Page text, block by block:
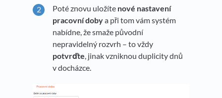
Poté znovu uložíte nové nastavení
pracovní dobya při tom vám systém
nabídne, že smaže původní
nepravidelný rozvrh – to vždy
potvrďte, jinak vzniknou duplicity dnů
v docházce.